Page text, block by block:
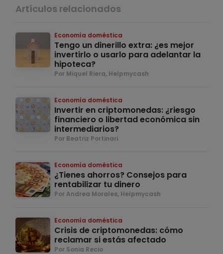
Artículos relacionados
Economía doméstica
Tengo un dinerillo extra: ¿es mejor
invertirlo o usarlo para adelantar la
hipoteca?
Por Miquel Riera, Helpmycash
Economía doméstica
Invertir en criptomonedas: ¿riesgo
financiero o libertad económica sin
intermediarios?
Por Beatriz Portinari
Economía doméstica
¿Tienes ahorros? Consejos para
rentabilizar tu dinero
Por Andrea Morales, Helpmycash
Economía doméstica
Crisis de criptomonedas: cómo
reclamar si estás afectado
Por Sonia Recio